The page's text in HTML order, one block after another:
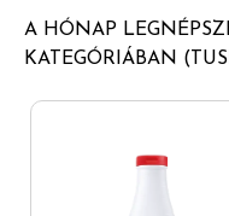
Glyceryl Oleate
Sodium Ascorbyl
PEG-7 Glyceryl
PEG-120 Methyl
A HÓNAP
KATEGÓRIÁBAN